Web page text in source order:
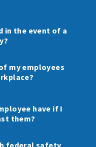
in the event of a
my employees
have if I
them?